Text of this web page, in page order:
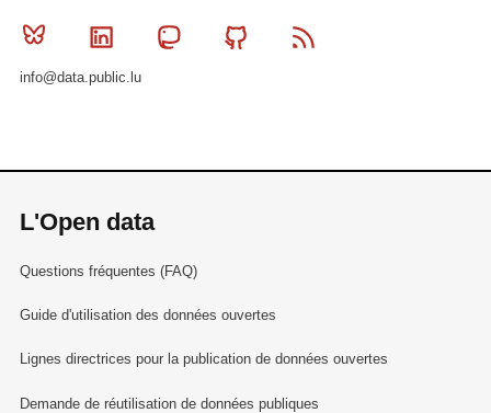
Bluesky Linkedin MastodonGithub
info@data.public.lu
L'Open data
Questions fréquentes (FAQ)
Guide d'utilisation des données ouvertes
Lignes directrices pour la publication de données ouvertes
Demande de réutilisation de données publiques